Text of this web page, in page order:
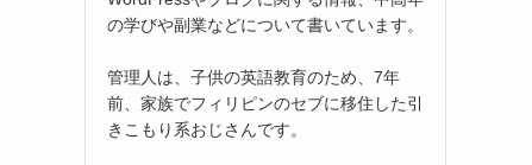
の学びや副業などについて書いています。
管理人は、子供の英語教育のため、7年
前、家族でフィリピンのセブに移住した引
きこもり系おじさんです。